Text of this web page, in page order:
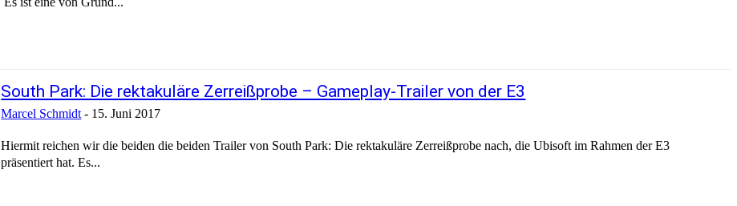
South Park: Die rektakuläre Zerreißprobe – Gameplay-Trailer von der E3
Marcel Schmidt - 15. Juni 2017
Hiermit reichen wir die beiden die beiden Trailer von South Park: Die rektakuläre Zerreißprobe nach, die Ubisoft im Rahmen der E3
präsentiert hat. Es...